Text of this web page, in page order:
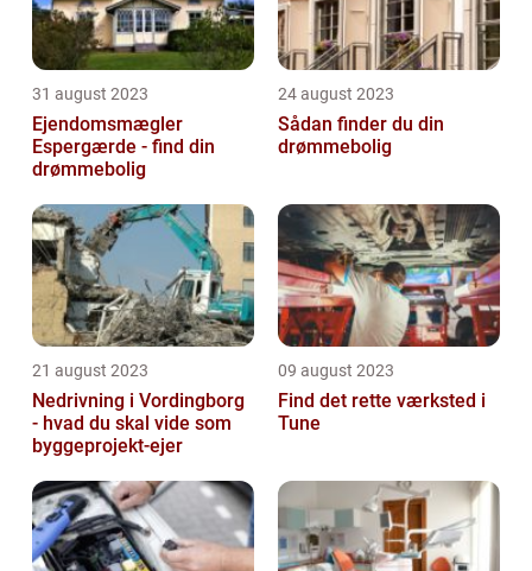
31 august 2023
Ejendomsmægler
Espergærde - find din
drømmebolig
24 august 2023
Sådan finder du din
drømmebolig
21 august 2023
Nedrivning i Vordingborg
- hvad du skal vide som
byggeprojekt-ejer
09 august 2023
Find det rette værksted i
Tune